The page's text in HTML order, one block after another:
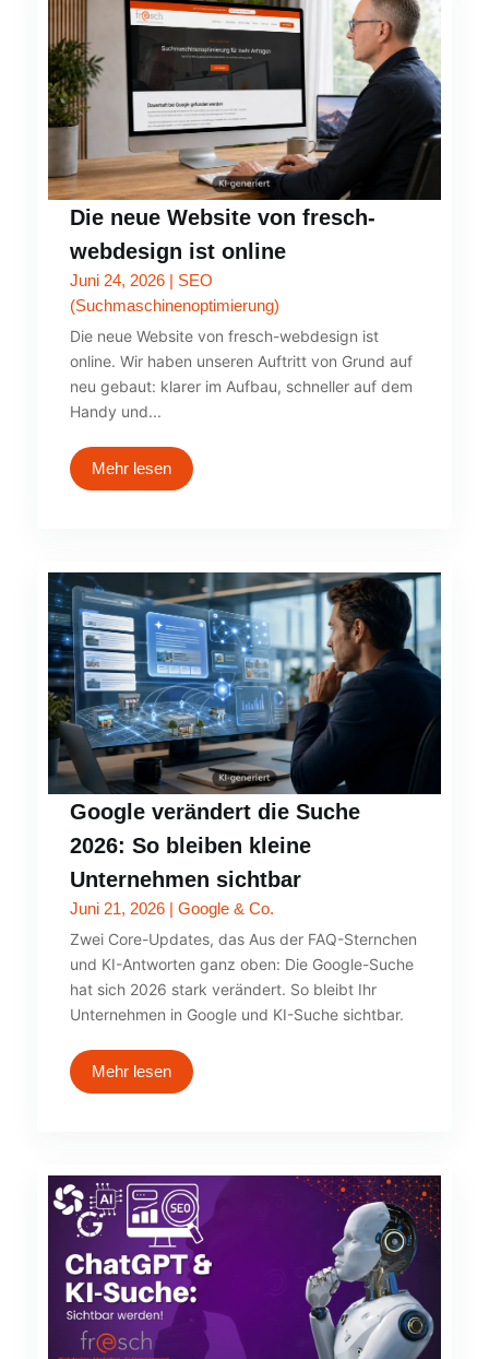
Die neue Website von fresch-
webdesign ist online
Juni 24, 2026| SEO
(Suchmaschinenoptimierung)
Die neue Website von fresch-webdesign ist
online. Wir haben unseren Auftritt von Grund auf
neu gebaut: klarer im Aufbau, schneller auf dem
Handy und...
Mehr lesen
Google verändert die Suche
2026: So bleiben kleine
Unternehmen sichtbar
Juni 21, 2026| Google & Co.
Zwei Core-Updates, das Aus der FAQ-Sternchen
und KI-Antworten ganz oben: Die Google-Suche
hat sich 2026 stark verändert. So bleibt Ihr
Unternehmen in Google und KI-Suche sichtbar.
Mehr lesen